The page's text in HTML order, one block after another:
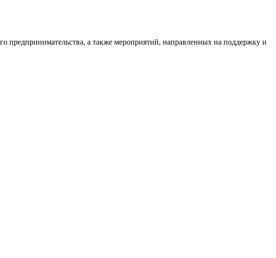
предпринимательства, а также мероприятий, направленных на поддержку и